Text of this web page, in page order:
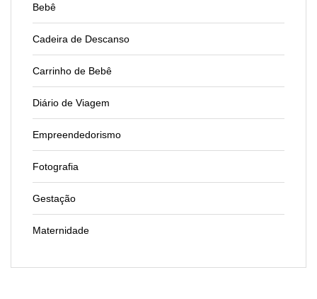
Bebê
Cadeira de Descanso
Carrinho de Bebê
Diário de Viagem
Empreendedorismo
Fotografia
Gestação
Maternidade